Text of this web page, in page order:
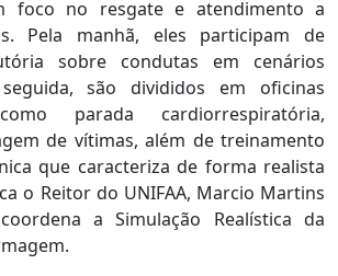
foco no resgate e atendimento a
Pela manhã, eles participam de
sobre condutas em cenários
são divididos em oficinas
parada cardiorrespiratória,
de vítimas, além de treinamento
que caracteriza de forma realista
o Reitor do UNIFAA, Marcio Martins
a Simulação Realística da